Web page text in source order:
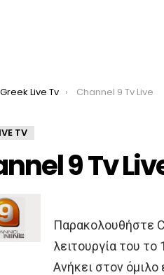
Greek Live Tv Channel 9 Tv Live
TV
9 Tv
Παρακολουθήστε
λειτουργία του το
Ανήκει στον